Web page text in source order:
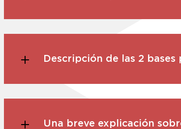
Descripción de las 2
Una breve explicación